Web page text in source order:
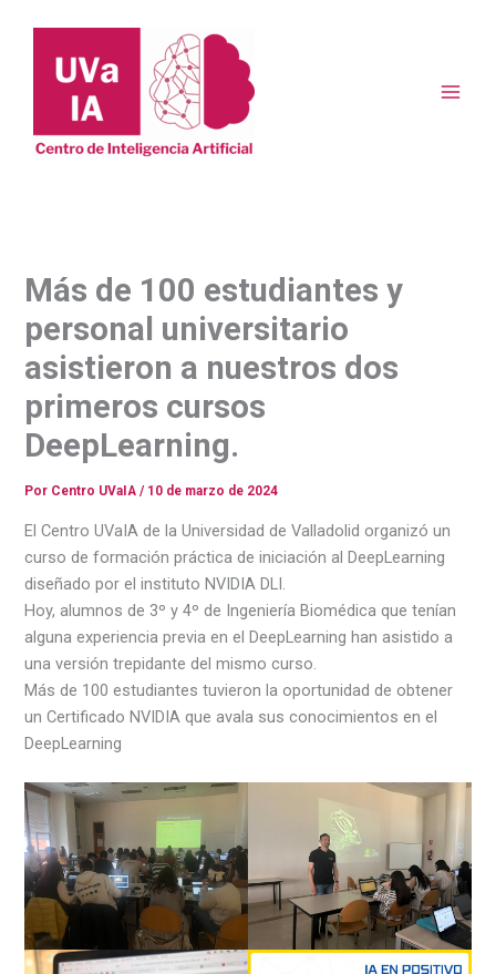
Más de 100 estudiantes y
personal universitario
asistieron a nuestros dos
primeros cursos
DeepLearning.
Por Centro UVaIA/ 10 de marzo de 2024
El Centro UVaIA de la Universidad de Valladolid organizó un
curso de formación práctica de iniciación al DeepLearning
diseñado por el instituto NVIDIA DLI.
Hoy, alumnos de 3º y 4º de Ingeniería Biomédica que tenían
alguna experiencia previa en el DeepLearning han asistido a
una versión trepidante del mismo curso.
Más de 100 estudiantes tuvieron la oportunidad de obtener
un Certificado NVIDIA que avala sus conocimientos en el
DeepLearning